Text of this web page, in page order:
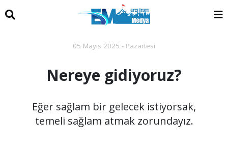
05 Mayıs 2025 - Pazartesi
Nereye gidiyoruz?
Eğer sağlam bir gelecek istiyorsak,
temeli sağlam atmak zorundayız.